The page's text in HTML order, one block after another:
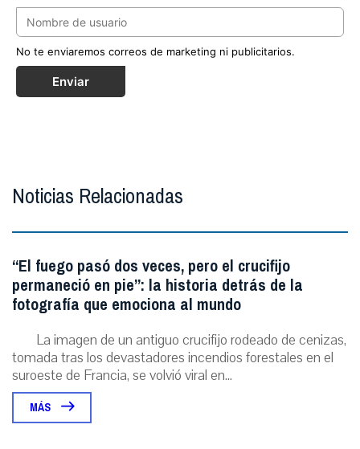
No te enviaremos correos de marketing ni publicitarios.
Enviar
Noticias Relacionadas
“El fuego pasó dos veces, pero el crucifijo
permaneció en pie”: la historia detrás de la
fotografía que emociona al mundo
La imagen de un antiguo crucifijo rodeado de cenizas,
tomada tras los devastadores incendios forestales en el
suroeste de Francia, se volvió viral en...
MÁS